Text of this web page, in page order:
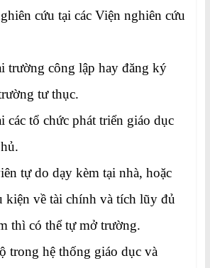
cứu tại các Viện nghiên cứu
trường công lập hay đăng ký
tư thục.
các tổ chức phát triển giáo dục
tự do dạy kèm tại nhà, hoặc
kiện về tài chính và tích lũy đủ
thì có thể tự mở trường.
trong hệ thống giáo dục và